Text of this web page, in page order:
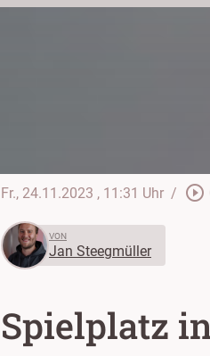
Fr., 24.11.2023 , 11:31 Uhr / play_circle_outline
VON
Jan Steegmüller
Spielplatz